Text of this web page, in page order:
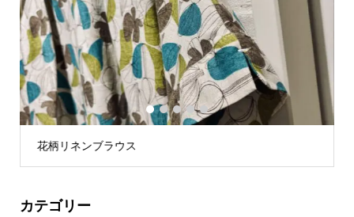
星プリントTシャツ
1 2 3 5
カテゴリー